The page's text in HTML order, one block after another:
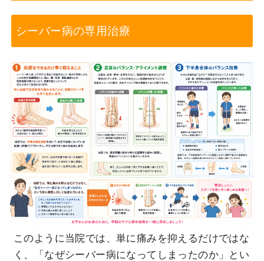
シーバー病の専用治療
このように当院では、単に痛みを抑えるだけではな
く、「なぜシーバー病になってしまったのか」とい